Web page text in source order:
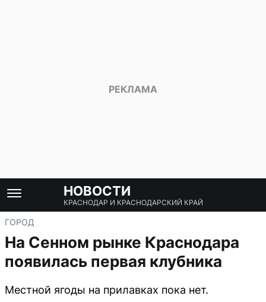
НОВОСТИ
КРАСНОДАР И КРАСНОДАРСКИЙ КРАЙ
ГОРОД
На Сенном рынке Краснодара
появилась первая клубника
Местной ягоды на прилавках пока нет.